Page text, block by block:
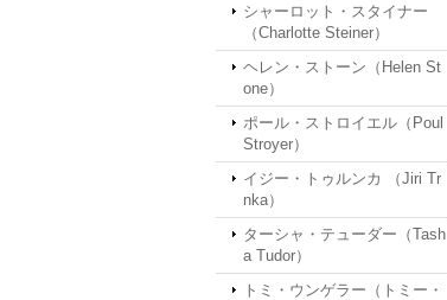
シャーロット・スタイナー
（Charlotte Steiner）
ヘレン・ストーン（Helen St
one）
ポール・ストロイエル（Poul
Stroyer）
イジー・トゥルンカ （Jiri Tr
nka）
ターシャ・テューダー（Tash
a Tudor）
トミ・ウンゲラー（トミー・